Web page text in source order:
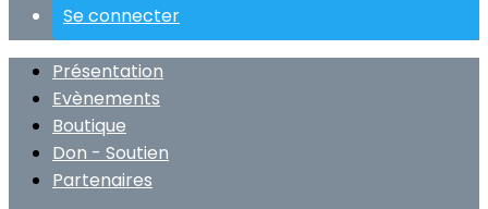
Se connecter
Présentation
Evènements
Boutique
Don - Soutien
Partenaires